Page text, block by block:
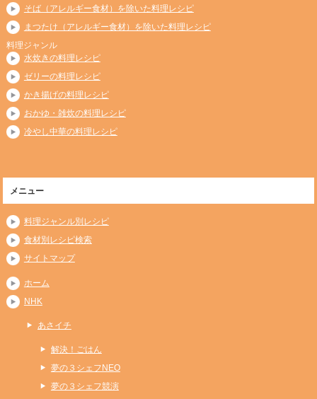
そば（アレルギー食材）を除いた料理レシピ
まつたけ（アレルギー食材）を除いた料理レシピ
料理ジャンル
水炊きの料理レシピ
ゼリーの料理レシピ
かき揚げの料理レシピ
おかゆ・雑炊の料理レシピ
冷やし中華の料理レシピ
メニュー
料理ジャンル別レシピ
食材別レシピ検索
サイトマップ
ホーム
NHK
あさイチ
解決！ごはん
夢の３シェフNEO
夢の３シェフ競演